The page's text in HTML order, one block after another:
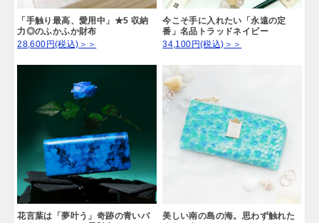
「手触り最高、愛用中」★5 収納
力◎のふかふか財布
28,600円(税込)＞＞
今こそ手に入れたい「永遠の定
番」名品トラッドネイビー
34,100円(税込)＞＞
花言葉は「夢叶う」奇跡の青いバ
美しい南の島の海。思わず触れた